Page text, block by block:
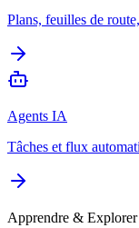
Plans, feuilles de
Agents IA
Tâches et flux
Apprendre & Explorer